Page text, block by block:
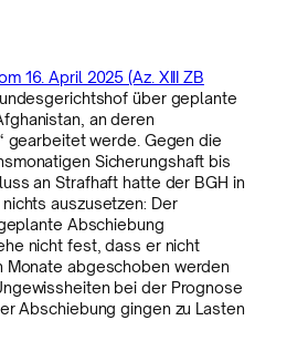
16. April 2025 (Az. XIII ZB
über geplante
an deren
gearbeitet werde. Gegen die
Sicherungshaft bis
an Strafhaft hatte der BGH in
auszusetzen: Der
Abschiebung
nicht fest, dass er nicht
Monate abgeschoben werden
bei der Prognose
Abschiebung gingen zu Lasten